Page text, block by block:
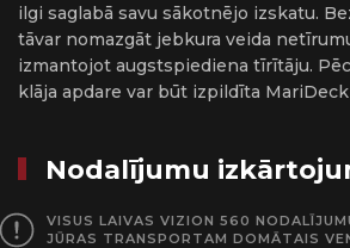
ilgi saglabā savu sākotnējo izskatu.
tāvar nomazgāt jebkura veida
izmantojot augstspiediena tīrītāju.
klāja apdare var būt izpildīta
Nodalījumu
VISUS LAIVAS VIZION 560
JŪRAS TRANSPORTAM DOMĀTAIS